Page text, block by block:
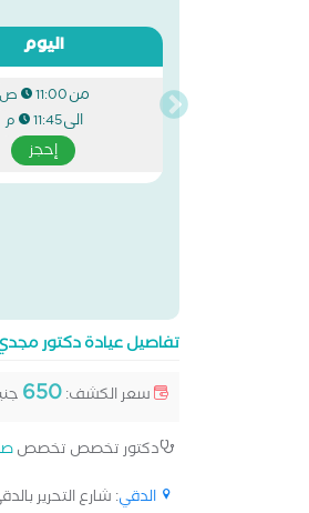
اليوم
من11:00 ص
الى11:45 م
إحجز
تفاصيل عيادة دكتور
سعر الكشف:650
دكتور تخصص تخصص
الدقي: شارع التحرير